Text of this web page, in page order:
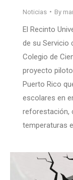
Noticias By
El Recinto
de su Servicio
Colegio de
proyecto
Puerto Rico
escolares en
reforestación,
temperaturas